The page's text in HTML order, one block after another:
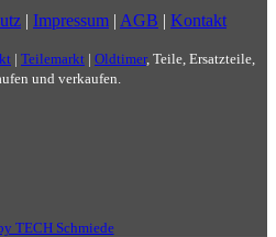
| Impressum | AGB | Kontakt
| Teilemarkt | Oldtimer, Teile, Ersatzteile,
und verkaufen.
TECH Schmiede